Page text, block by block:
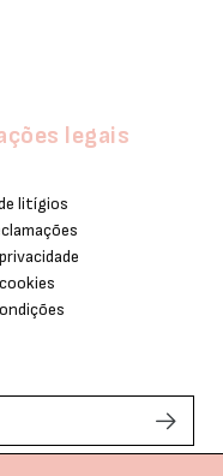
legais
litígios